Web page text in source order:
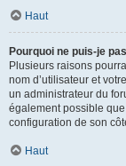
Haut
Pourquoi ne puis-je
Plusieurs raisons
nom d’utilisateur et
un administrateur du
également possible
configuration de son
Haut